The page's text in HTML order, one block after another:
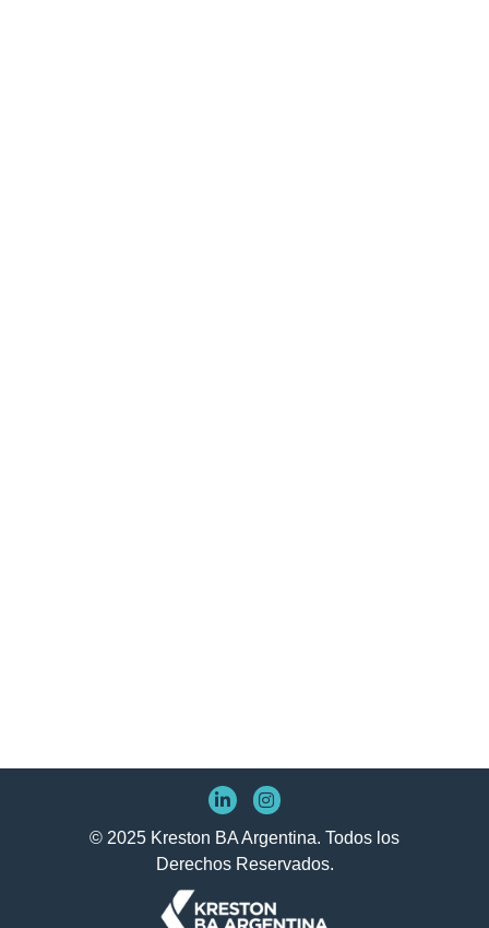
© 2025 Kreston BA Argentina. Todos los
Derechos Reservados.